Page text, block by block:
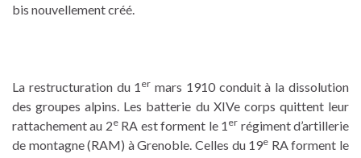
bis nouvellement créé.
La restructuration du 1 er mars 1910 conduit à la dissolution
des groupes alpins. Les batterie du XIVe corps quittent leur
rattachement au 2eRA est forment le 1 er régiment d’artillerie
de montagne (RAM) à Grenoble. Celles du 19e RA forment le